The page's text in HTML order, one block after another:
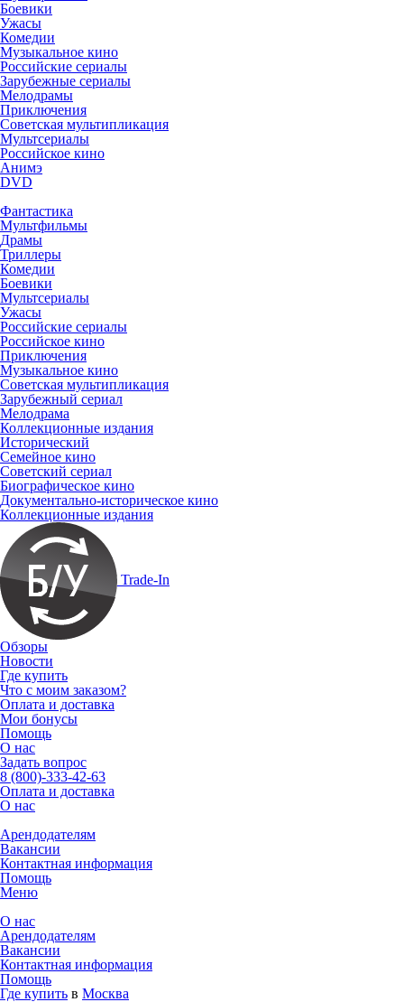
Боевики
Ужасы
Комедии
Музыкальное кино
Российские сериалы
Зарубежные сериалы
Мелодрамы
Приключения
Советская мультипликация
Мультсериалы
Российское кино
Анимэ
DVD
Фантастика
Мультфильмы
Драмы
Триллеры
Комедии
Боевики
Мультсериалы
Ужасы
Российские сериалы
Российское кино
Приключения
Музыкальное кино
Советская мультипликация
Зарубежный сериал
Мелодрама
Коллекционные издания
Исторический
Семейное кино
Советский сериал
Биографическое кино
Документально-историческое кино
Коллекционные издания
Trade-In
Обзоры
Новости
Где купить
Что с моим заказом?
Оплата и доставка
Мои бонусы
Помощь
О нас
Задать вопрос
8 (800)-333-42-63
Оплата и доставка
О нас
Арендодателям
Вакансии
Контактная информация
Помощь
Меню
О нас
Арендодателям
Вакансии
Контактная информация
Помощь
Где купить в Москва